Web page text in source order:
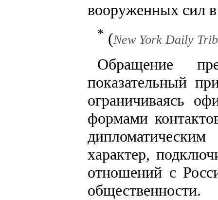
вооруженных сил
* (New York Daily
Обращение
показательный
ограничиваясь
формами
характер,
отношений с
общественности.